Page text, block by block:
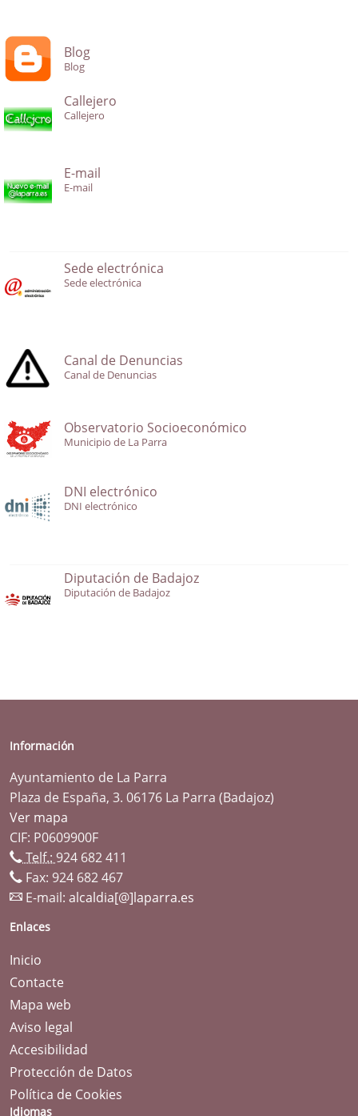
Blog
Blog
Callejero
Callejero
E-mail
E-mail
Sede electrónica
Sede electrónica
Canal de Denuncias
Canal de Denuncias
Observatorio Socioeconómico
Municipio de La Parra
DNI electrónico
DNI electrónico
Diputación de Badajoz
Diputación de Badajoz
Información
Ayuntamiento de La Parra
Plaza de España, 3. 06176 La Parra (Badajoz)
Ver mapa
CIF: P0609900F
Telf.: 924 682 411
Fax: 924 682 467
E-mail: alcaldia[@]laparra.es
Enlaces
Inicio
Contacte
Mapa web
Aviso legal
Accesibilidad
Protección de Datos
Política de Cookies
Idiomas